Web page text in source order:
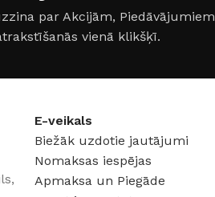
par Akcijām,
vienā klikšķī.
E-veikals
Biežāk uzdotie jautājumi
Nomaksas iespējas
Apmaksa un Piegāde